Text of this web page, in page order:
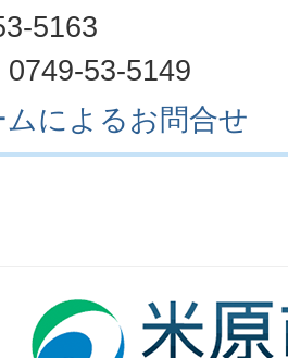
5163
53-5149
ムによるお問合せ